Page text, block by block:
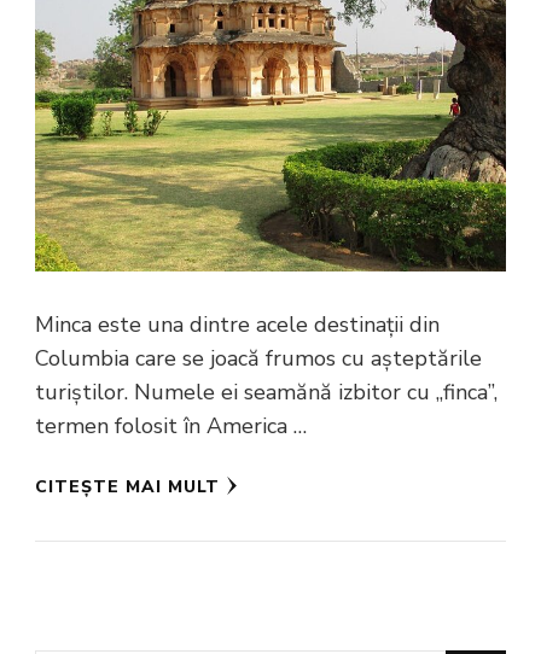
Minca este una dintre acele destinații din
Columbia care se joacă frumos cu așteptările
turiștilor. Numele ei seamănă izbitor cu „finca”,
termen folosit în America …
CITEȘTE MAI MULT